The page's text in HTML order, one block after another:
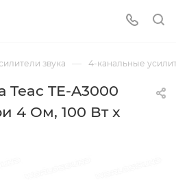
звука — 4-канальные
Teac TE-A3000
4 Ом, 100 Вт x